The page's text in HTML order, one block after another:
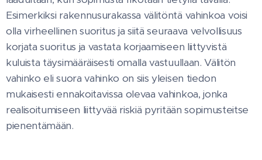
Esimerkiksi rakennusurakassa välitöntä vahinkoa voisi
olla virheellinen suoritus ja siitä seuraava velvollisuus
korjata suoritus ja vastata korjaamiseen liittyvistä
kuluista täysimääräisesti omalla vastuullaan. Välitön
vahinko eli suora vahinko on siis yleisen tiedon
mukaisesti ennakoitavissa olevaa vahinkoa, jonka
realisoitumiseen liittyvää riskiä pyritään sopimusteitse
pienentämään.